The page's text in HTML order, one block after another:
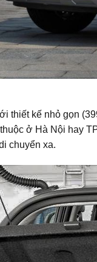
thiết kế nhỏ gọn
ở Hà Nội hay
chuyển xa.